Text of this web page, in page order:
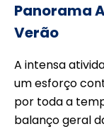
Panorama
Verão
A intensa
um esforço
por toda a
balanço geral